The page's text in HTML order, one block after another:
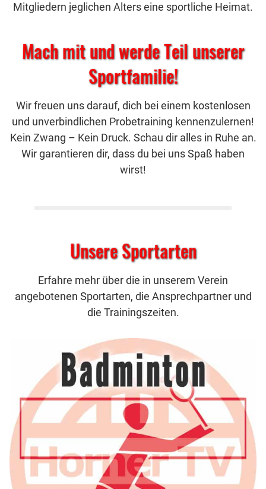
Mitgliedern jeglichen Alters eine sportliche Heimat.
Mach mit und werde Teil unserer
Sportfamilie!
Wir freuen uns darauf, dich bei einem kostenlosen
und unverbindlichen Probetraining kennenzulernen!
Kein Zwang – Kein Druck. Schau dir alles in Ruhe an.
Wir garantieren dir, dass du bei uns Spaß haben
wirst!
Unsere Sportarten
Erfahre mehr über die in unserem Verein
angebotenen Sportarten, die Ansprechpartner und
die Trainingszeiten.